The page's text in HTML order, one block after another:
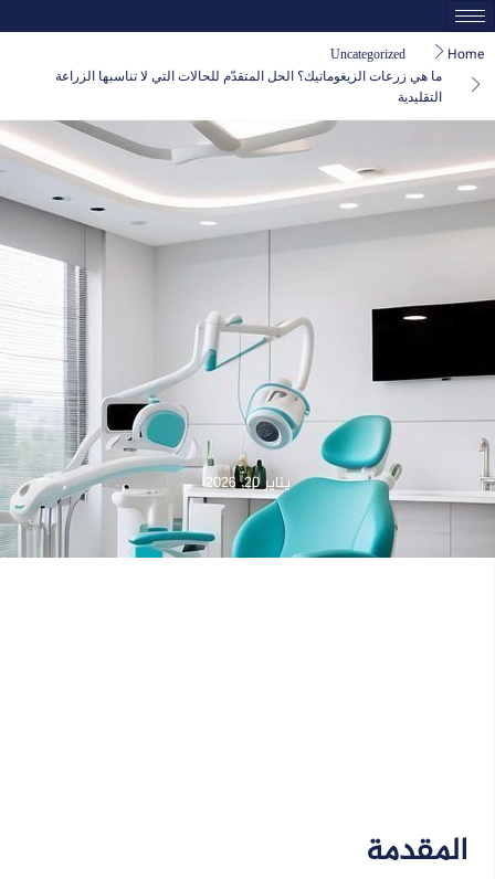
Home
Uncategorized
ما هي زرعات الزيغوماتيك؟ الحل المتقدّم للحالات التي لا تناسبها الزراعة
التقليدية
يناير 20, 2026
المقدمة